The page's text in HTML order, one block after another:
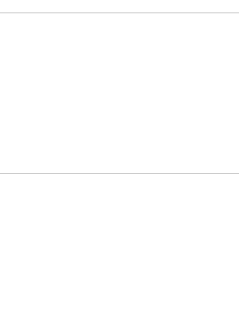
maison neuve vous fera passer
accueillir dans notre joli village.
accueillir 12 personnes.(6